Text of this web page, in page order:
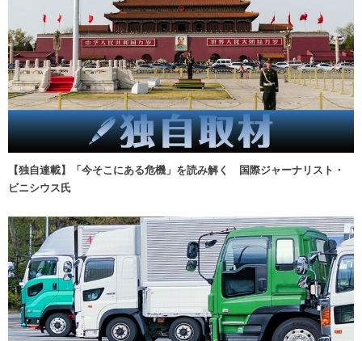
【独自連載】「今そこにある危機」を読み解く 国際ジャーナリスト・
ビニシウス氏